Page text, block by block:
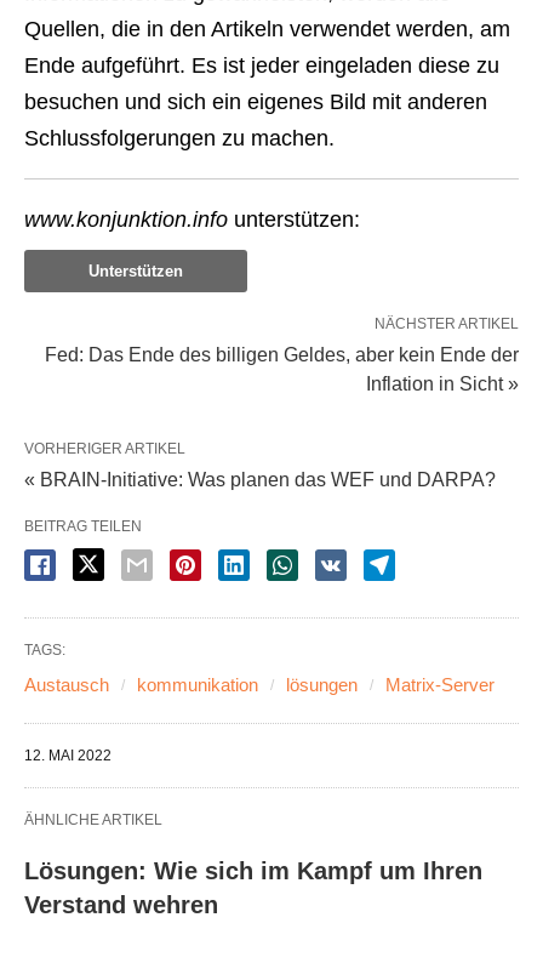
Quellen, die in den Artikeln verwendet werden, am
Ende aufgeführt. Es ist jeder eingeladen diese zu
besuchen und sich ein eigenes Bild mit anderen
Schlussfolgerungen zu machen.
www.konjunktion.info unterstützen:
Unterstützen
NÄCHSTER ARTIKEL
Fed: Das Ende des billigen Geldes, aber kein Ende der
Inflation in Sicht »
VORHERIGER ARTIKEL
« BRAIN-Initiative: Was planen das WEF und DARPA?
BEITRAG TEILEN
TAGS:
Austausch kommunikation lösungen Matrix-Server
12. MAI 2022
ÄHNLICHE ARTIKEL
Lösungen: Wie sich im Kampf um Ihren
Verstand wehren